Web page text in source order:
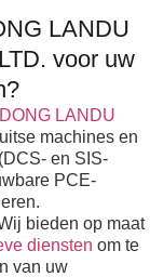
LANDU
voor uw
LANDU
machines en
en SIS-
PCE-
bieden op maat
diensten om te
van uw